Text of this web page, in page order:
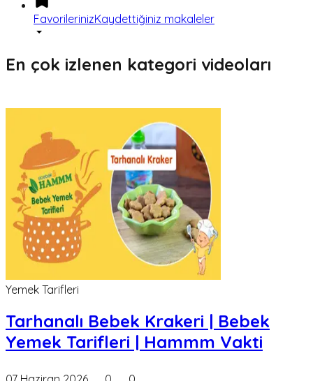
FavorilerinizKaydettiğiniz makaleler
En çok izlenen kategori videoları
Yemek Tarifleri
Tarhanalı Bebek Krakeri | Bebek
Yemek Tarifleri | Hammm Vakti